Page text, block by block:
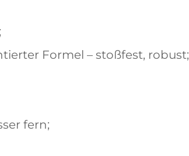
Formel – stoßfest, robust;
fern;